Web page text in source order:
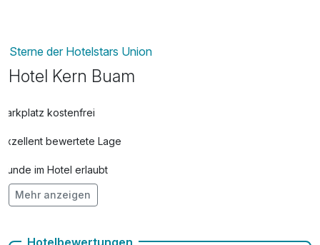
Sterne der Hotelstars Union
Hotel Kern Buam
Parkplatz kostenfrei
Exzellent bewertete Lage
Hunde im Hotel erlaubt
Kostenloses W-LAN
Mehr anzeigen
Hotelbewertungen